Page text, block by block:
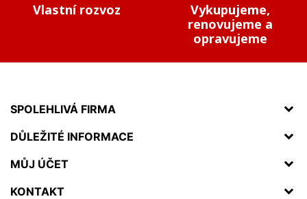
Vlastní rozvoz
Vykupujeme,
renovujeme a
opravujeme
SPOLEHLIVÁ FIRMA
DŮLEŽITÉ INFORMACE
MŮJ ÚČET
KONTAKT